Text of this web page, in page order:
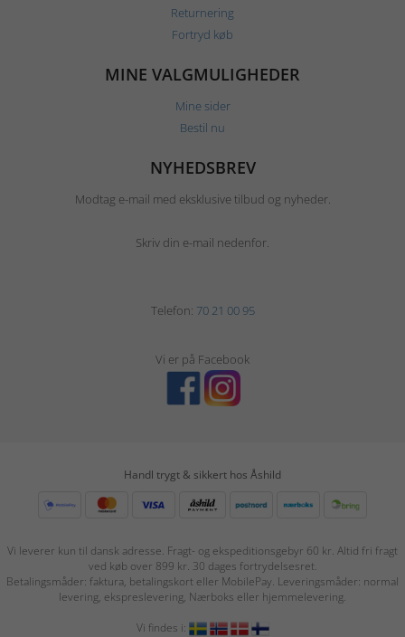
Returnering
Fortryd køb
MINE VALGMULIGHEDER
Mine sider
Bestil nu
NYHEDSBREV
Modtag e-mail med eksklusive tilbud og nyheder.
Skriv din e-mail nedenfor.
Telefon: 70 21 00 95
Vi er på Facebook
Handl trygt & sikkert hos Åshild
Vi leverer kun til dansk adresse. Fragt- og ekspeditionsgebyr 60 kr. Altid fri fragt
ved køb over 899 kr. 30 dages fortrydelsesret.
Betalingsmåder: faktura, betalingskort eller MobilePay. Leveringsmåder: normal
levering, ekspreslevering, Nærboks eller hjemmelevering.
Vi findes i: